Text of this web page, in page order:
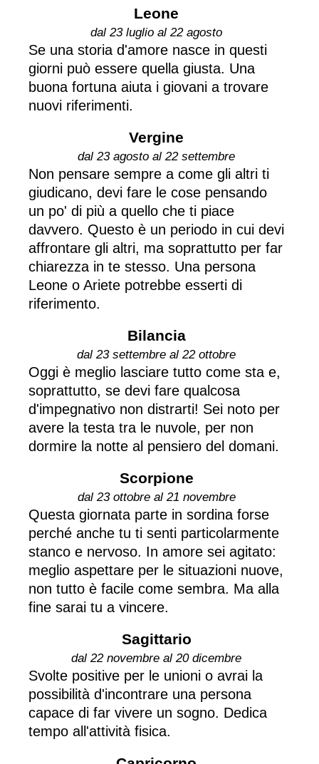
Leone
dal 23 luglio al 22 agosto
Se una storia d'amore nasce in questi
giorni può essere quella giusta. Una
buona fortuna aiuta i giovani a trovare
nuovi riferimenti.
Vergine
dal 23 agosto al 22 settembre
Non pensare sempre a come gli altri ti
giudicano, devi fare le cose pensando
un po' di più a quello che ti piace
davvero. Questo è un periodo in cui devi
affrontare gli altri, ma soprattutto per far
chiarezza in te stesso. Una persona
Leone o Ariete potrebbe esserti di
riferimento.
Bilancia
dal 23 settembre al 22 ottobre
Oggi è meglio lasciare tutto come sta e,
soprattutto, se devi fare qualcosa
d'impegnativo non distrarti! Sei noto per
avere la testa tra le nuvole, per non
dormire la notte al pensiero del domani.
Scorpione
dal 23 ottobre al 21 novembre
Questa giornata parte in sordina forse
perché anche tu ti senti particolarmente
stanco e nervoso. In amore sei agitato:
meglio aspettare per le situazioni nuove,
non tutto è facile come sembra. Ma alla
fine sarai tu a vincere.
Sagittario
dal 22 novembre al 20 dicembre
Svolte positive per le unioni o avrai la
possibilità d'incontrare una persona
capace di far vivere un sogno. Dedica
tempo all'attività fisica.